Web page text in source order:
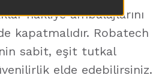
nakliye ambalajlarını
kapatmalıdır. Robatech
sabit, eşit tutkal
elde edebilirsiniz.